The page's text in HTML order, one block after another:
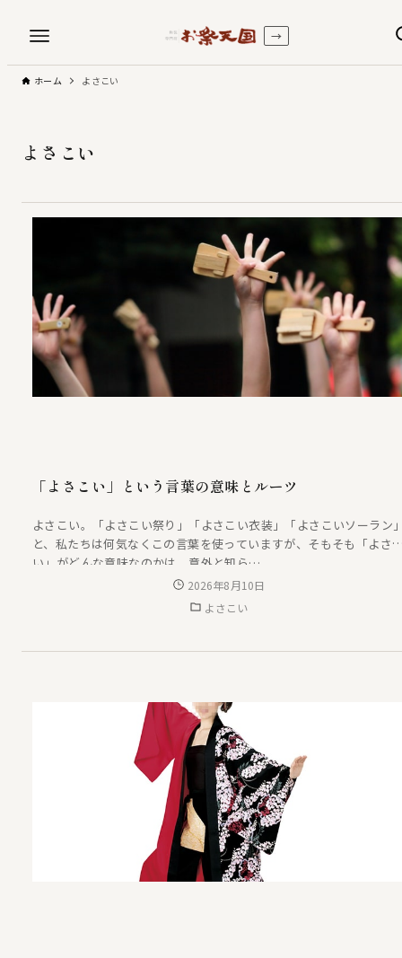
→
ホーム よさこい
よさこい
「よさこい」という言葉の意味とルーツ
よさこい。「よさこい祭り」「よさこい衣装」「よさこいソーラン
と、私たちは何気なくこの言葉を使っていますが、そもそも「よさ
い」がどんな意味なのかは、意外と知ら…
2026年8月10日
よさこい